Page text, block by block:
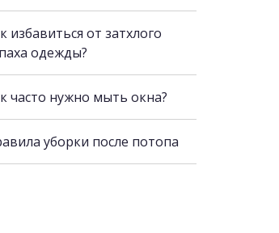
избавиться от затхлого
одежды?
часто нужно мыть окна?
уборки после потопа